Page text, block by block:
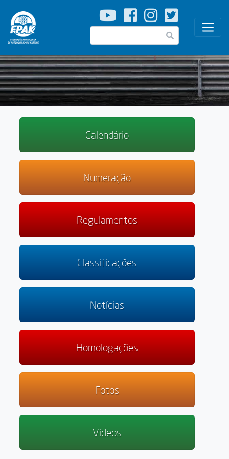
Passar
para
o
Pesquisar
Calendário
Numeração
Regulamentos
Classificações
Notícias
Homologações
Fotos
Videos